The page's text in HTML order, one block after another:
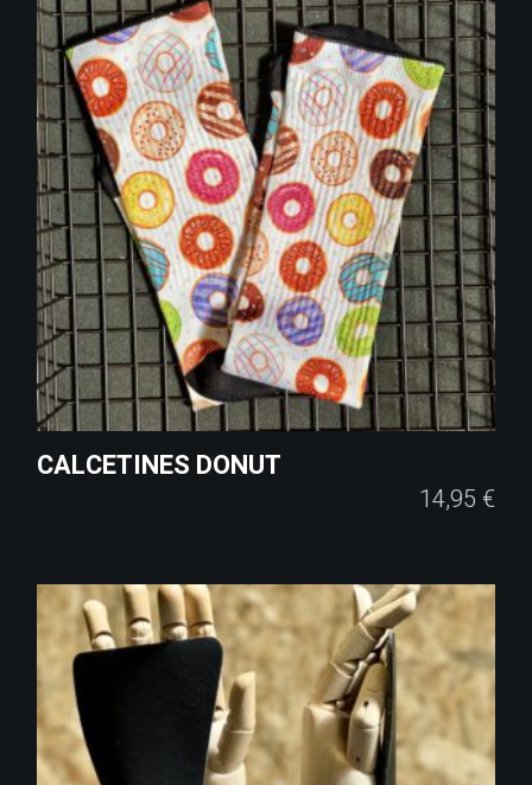
CALCETINES DONUT
14,95 €